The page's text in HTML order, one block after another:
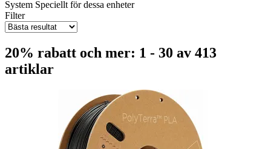
System Speciellt för dessa enheter
Filter
20% rabatt och mer: 1 - 30 av 413
artiklar